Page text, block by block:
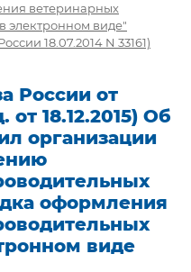
ветеринарных
электронном виде"
18.07.2014 N 33161)
России от
от 18.12.2015) Об
организации
оформления
виде